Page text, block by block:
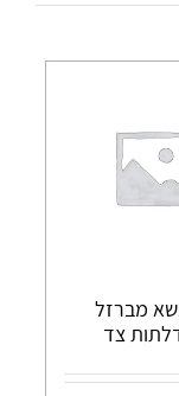
מברזל